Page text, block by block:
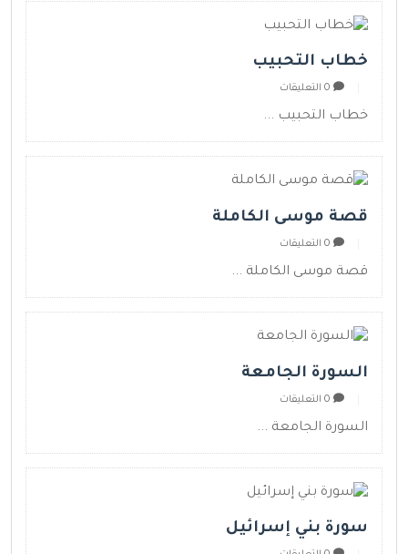
خطاب التحبيب
خطاب التحبيب ...
قصة موسى الكاملة
قصة موسى الكاملة ...
السورة الجامعة
السورة الجامعة ...
سورة بني إسرائيل